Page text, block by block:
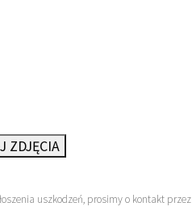
ZDJĘCIA
uszkodzeń, prosimy o kontakt przez